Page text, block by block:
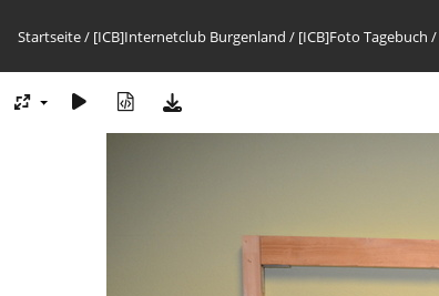
Startseite/ [ICB]Internetclub Burgenland / [ICB]Foto Tagebuch /